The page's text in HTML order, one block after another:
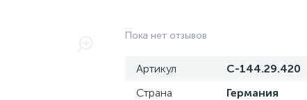
Пока нет отзывов
Артикул
C-144.29.420
Страна
Германия